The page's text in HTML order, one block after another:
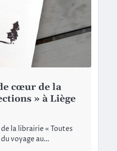
cœur de la
» à Liège
la librairie « Toutes
voyage au…